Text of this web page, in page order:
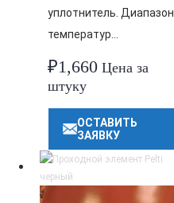
уплотнитель. Диапазон
температур…
₽1,660 Цена за
штуку
ОСТАВИТЬ
ЗАЯВКУ